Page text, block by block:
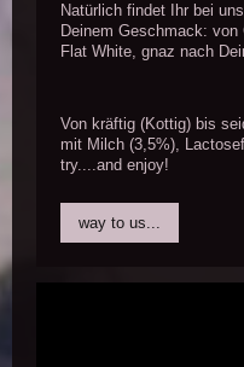
Natürlich findet Ihr bei
Deinem Geschmack:
Flat White, gnaz nach
Von kräftig (Kottig) bis
mit Milch (3,5%),
try....and enjoy!
way to us...